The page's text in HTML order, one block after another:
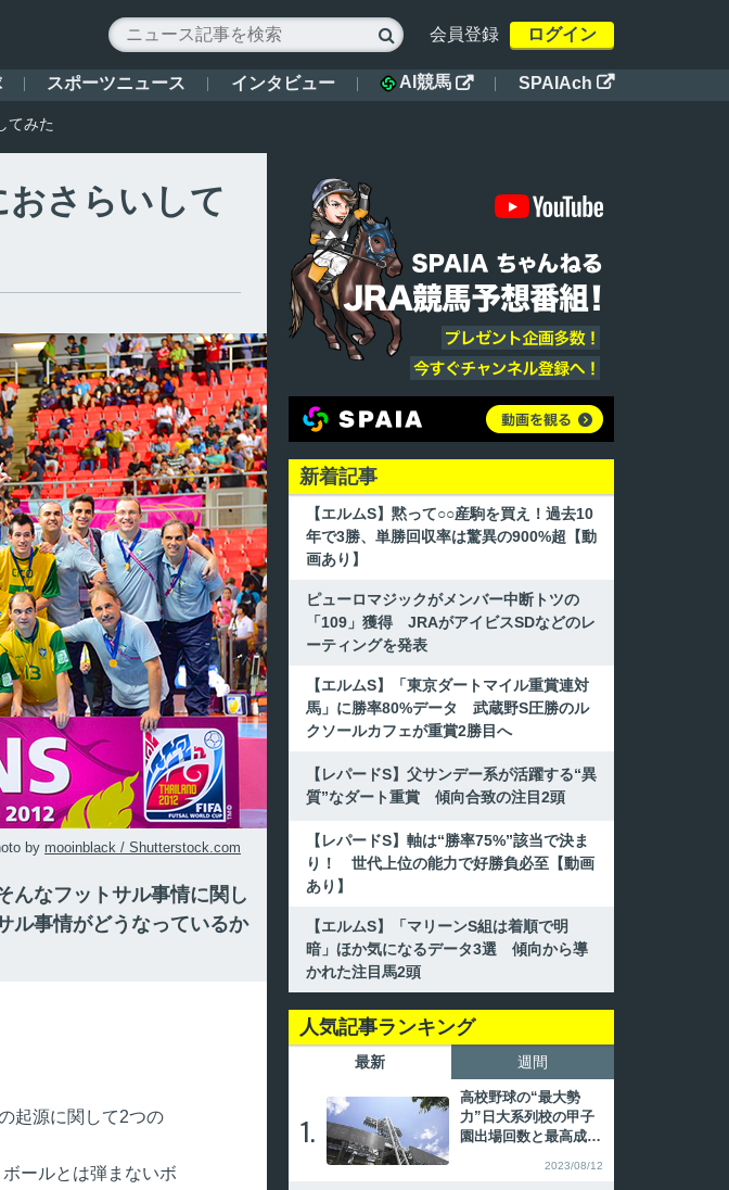
 会員登録 ログイン
スポーツニュース インタビュー AI競馬  SPAIAch 
てみた
さらいして
by mooinblack / Shutterstock.com
んなフットサル事情に関し
ル事情がどうなっているか
起源に関して2つの
ールとは弾まないボ
新着記事
【エルムS】黙って○○産駒を買え！過去10
年で3勝、単勝回収率は驚異の900%超【動
画あり】
ピューロマジックがメンバー中断トツの
「109」獲得 JRAがアイビスSDなどのレ
ーティングを発表
【エルムS】「東京ダートマイル重賞連対
馬」に勝率80%データ 武蔵野S圧勝のル
クソールカフェが重賞2勝目へ
【レパードS】父サンデー系が活躍する“異
質”なダート重賞 傾向合致の注目2頭
【レパードS】軸は“勝率75%”該当で決ま
り！ 世代上位の能力で好勝負必至【動画
あり】
【エルムS】「マリーンS組は着順で明
暗」ほか気になるデータ3選 傾向から導
かれた注目馬2頭
人気記事ランキング
最新 週間
1.
高校野球の“最大勢
力”日大系列校の甲子
園出場回数と最高成
2023/08/12